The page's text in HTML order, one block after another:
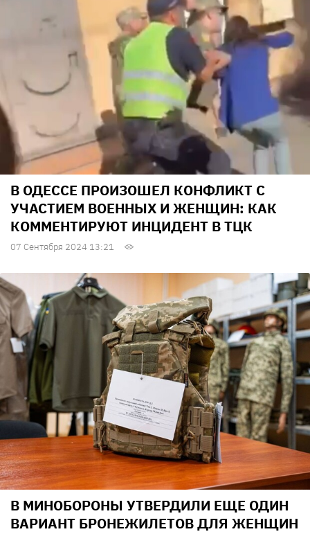
В ОДЕССЕ ПРОИЗОШЕЛ КОНФЛИКТ С
УЧАСТИЕМ ВОЕННЫХ И ЖЕНЩИН: КАК
КОММЕНТИРУЮТ ИНЦИДЕНТ В ТЦК
07 Сентября 2024 13:21
В МИНОБОРОНЫ УТВЕРДИЛИ ЕЩЕ ОДИН
ВАРИАНТ БРОНЕЖИЛЕТОВ ДЛЯ ЖЕНЩИН